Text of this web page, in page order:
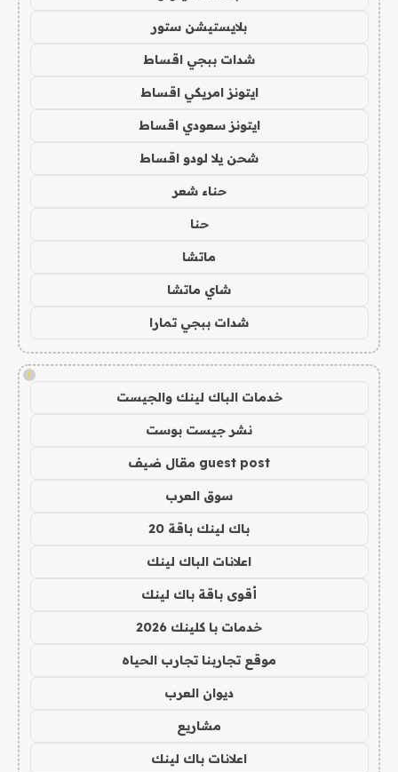
بلايستيشن ستور
شدات ببجي اقساط
ايتونز امريكي اقساط
ايتونز سعودي اقساط
شحن يلا لودو اقساط
حناء شعر
حنا
ماتشا
شاي ماتشا
شدات ببجي تمارا
!
خدمات الباك لينك والجيست
نشر جيست بوست
guest post مقال ضيف
سوق العرب
باك لينك باقة 20
اعلانات الباك لينك
أقوى باقة باك لينك
خدمات با كلينك 2026
موقع تجاربنا تجارب الحياه
ديوان العرب
مشاريع
اعلانات باك لينك